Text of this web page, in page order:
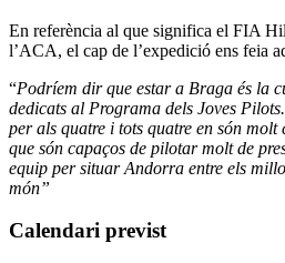
En referència al que significa el FIA
l’ACA, el cap de l’expedició ens feia
“Podríem dir que estar a Braga és la
dedicats al Programa dels Joves
per als quatre i tots quatre en són molt
que són capaços de pilotar molt de
equip per situar Andorra entre els
món”
Calendari previst